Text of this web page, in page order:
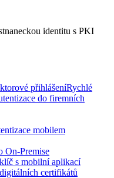
identitu s PKI
přihlášeníRychlé
do firemních
mobilem
On-Premise
s mobilní aplikací
certifikátů